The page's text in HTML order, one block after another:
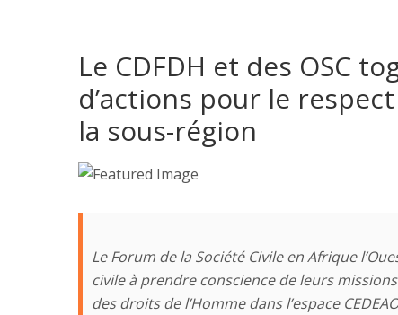
Le CDFDH et des OSC
d’actions pour le
la sous-région
Le Forum de la Société Civile en Afrique
civile à prendre conscience de leurs
des droits de l’Homme dans l’espace